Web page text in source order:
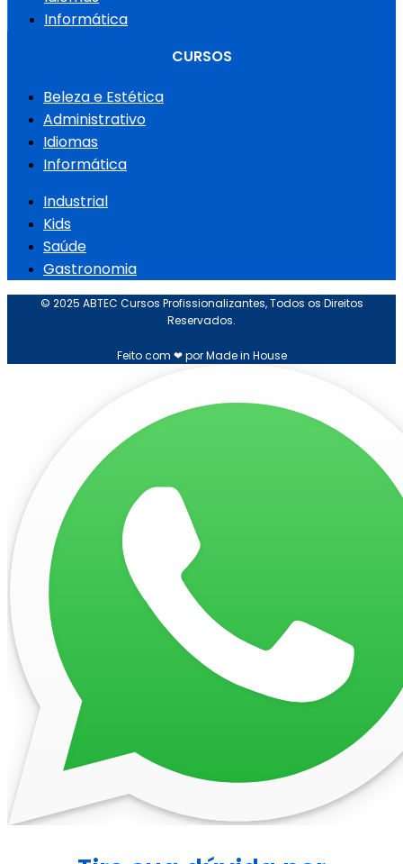
Informática
CURSOS
Beleza e Estética
Administrativo
Idiomas
Informática
Industrial
Kids
Saúde
Gastronomia
© 2025 ABTEC Cursos Profissionalizantes, Todos os Direitos
Reservados.
Feito com ❤ por Made in House